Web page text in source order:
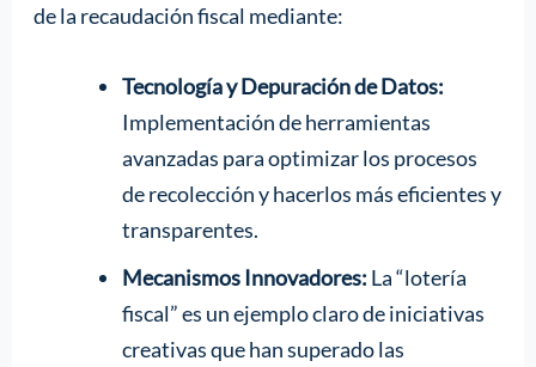
de la recaudación fiscal mediante:
Tecnología y Depuración de Datos:
Implementación de herramientas
avanzadas para optimizar los procesos
de recolección y hacerlos más eficientes y
transparentes.
Mecanismos Innovadores: La “lotería
fiscal” es un ejemplo claro de iniciativas
creativas que han superado las